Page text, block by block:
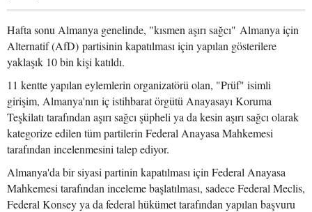
Hafta sonu Almanya genelinde, "kısmen aşırı sağcı" Almanya için
Alternatif (AfD) partisinin kapatılması için yapılan gösterilere
yaklaşık 10 bin kişi katıldı.
11 kentte yapılan eylemlerin organizatörü olan, "Prüf" isimli
girişim, Almanya'nın iç istihbarat örgütü Anayasayı Koruma
Teşkilatı tarafından aşırı sağcı şüpheli ya da kesin aşırı sağcı olarak
kategorize edilen tüm partilerin Federal Anayasa Mahkemesi
tarafından incelenmesini talep ediyor.
Almanya'da bir siyasi partinin kapatılması için Federal Anayasa
Mahkemesi tarafından inceleme başlatılması, sadece Federal Meclis,
Federal Konsey ya da federal hükümet tarafından yapılan başvuru